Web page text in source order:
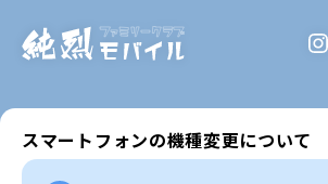
スマートフォンの機種変更について